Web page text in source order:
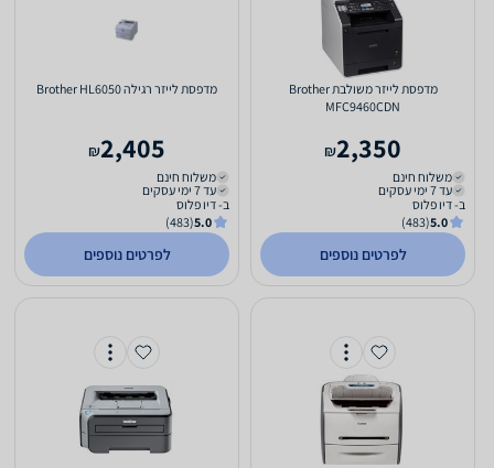
‏מדפסת לייזר ‏משולבת Brother
MFC9460CDN
2,350
₪
משלוח חינם
עד 7 ימי עסקים
ב- דיו פלוס
5.0
(483)
לפרטים נוספים
‏מדפסת לייזר ‏רגילה Brother HL6050
2,405
₪
משלוח חינם
עד 7 ימי עסקים
ב- דיו פלוס
5.0
(483)
לפרטים נוספים